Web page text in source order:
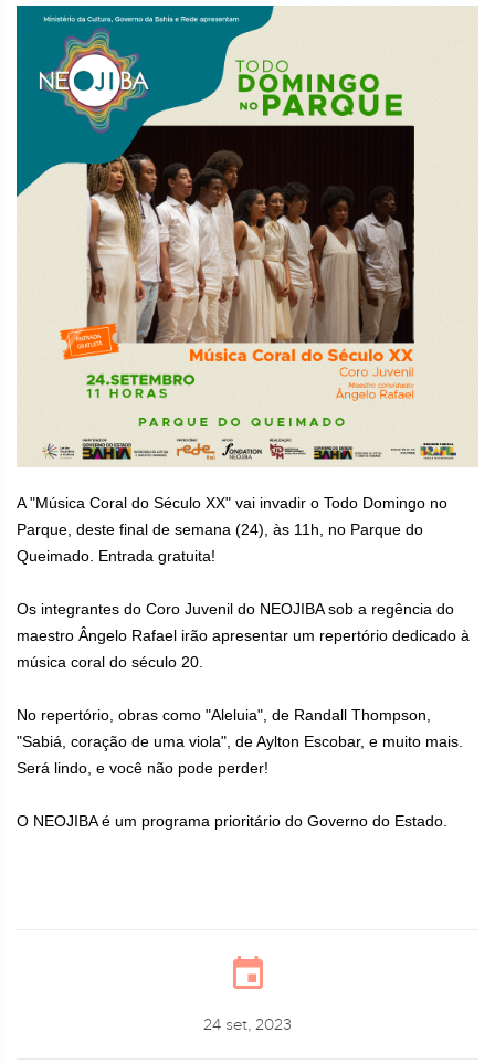
A "Música Coral do Século XX" vai invadir o Todo Domingo no
Parque, deste final de semana (24), às 11h, no Parque do
Queimado. Entrada gratuita!
Os integrantes do Coro Juvenil do NEOJIBA sob a regência do
maestro Ângelo Rafael irão apresentar um repertório dedicado à
música coral do século 20.
No repertório, obras como "Aleluia", de Randall Thompson,
"Sabiá, coração de uma viola", de Aylton Escobar, e muito mais.
Será lindo, e você não pode perder!
O NEOJIBA é um programa prioritário do Governo do Estado.
24 set, 2023